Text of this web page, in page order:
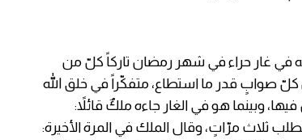
في غار حراء في شهر رمضان تاركاً كلّ من
صوابٍ قدر ما استطاع، متفكّراً في خلق الله
وبينما هو في الغار جاءه ملكٌ قائلاً:
ثلاث مرّاتٍ، وقال الملك في المرة الأخيرة: